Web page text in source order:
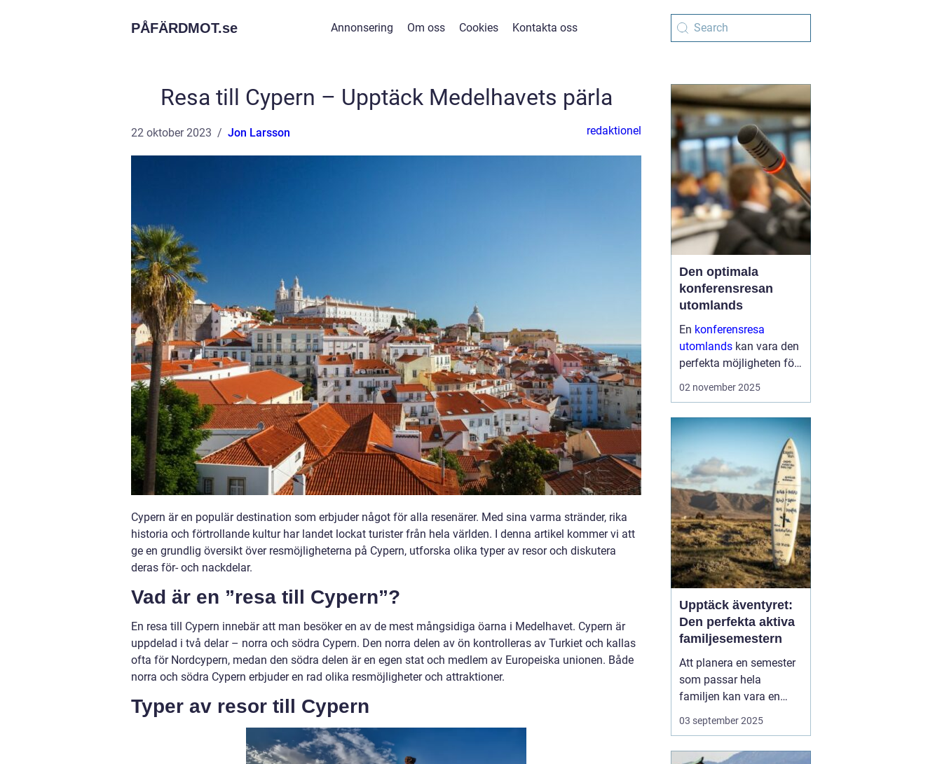
PÅFÄRDMOT.se Annonsering Om oss Cookies Kontakta oss
Resa till Cypern – Upptäck Medelhavets pärla
22 oktober 2023 Jon Larsson redaktionel
Cypern är en populär destination som erbjuder något för alla resenärer. Med sina varma stränder, rika
historia och förtrollande kultur har landet lockat turister från hela världen. I denna artikel kommer vi att
ge en grundlig översikt över resmöjligheterna på Cypern, utforska olika typer av resor och diskutera
deras för- och nackdelar.
Vad är en ”resa till Cypern”?
En resa till Cypern innebär att man besöker en av de mest mångsidiga öarna i Medelhavet. Cypern är
uppdelad i två delar – norra och södra Cypern. Den norra delen av ön kontrolleras av Turkiet och kallas
ofta för Nordcypern, medan den södra delen är en egen stat och medlem av Europeiska unionen. Både
norra och södra Cypern erbjuder en rad olika resmöjligheter och attraktioner.
Typer av resor till Cypern
Den optimala
konferensresan
utomlands
En konferensresa
utomlands kan vara den
perfekta möjligheten för
företag och
nya affärsmöjligheter
och kombinera arbete
med nöje ...
02 november 2025
Upptäck äventyret:
Den perfekta aktiva
familjesemestern
Att planera en semester
som passar hela
familjen kan vara en
utmaning, men en
familjesemester
03 september 2025